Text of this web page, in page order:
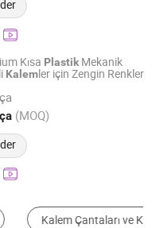
Kısa PlastikMekanik
Kalemler için Zengin Renkler
(MOQ)
Kalem